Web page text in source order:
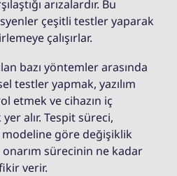
arızalardır. Bu
çeşitli testler yaparak
çalışırlar.
bazı yöntemler arasında
testler yapmak, yazılım
etmek ve cihazın iç
alır. Tespit süreci,
göre değişiklik
sürecinin ne kadar
verir.